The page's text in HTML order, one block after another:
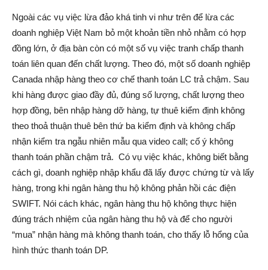
Ngoài các vụ việc lừa đảo khá tinh vi như trên để lừa các
doanh nghiệp Việt Nam bỏ một khoản tiền nhỏ nhằm có hợp
đồng lớn, ở địa bàn còn có một số vụ việc tranh chấp thanh
toán liên quan đến chất lượng. Theo đó, một số doanh nghiệp
Canada nhập hàng theo cơ chế thanh toán LC trả chậm. Sau
khi hàng được giao đầy đủ, đúng số lượng, chất lượng theo
hợp đồng, bên nhập hàng dỡ hàng, tự thuê kiểm định không
theo thoả thuận thuê bên thứ ba kiểm định và không chấp
nhận kiểm tra ngẫu nhiên mẫu qua video call; cố ý không
thanh toán phần chậm trả. Có vụ việc khác, không biết bằng
cách gì, doanh nghiệp nhập khẩu đã lấy được chứng từ và lấy
hàng, trong khi ngân hàng thu hộ không phản hồi các điện
SWIFT. Nói cách khác, ngân hàng thu hộ không thực hiện
đúng trách nhiệm của ngân hàng thu hộ và để cho người
“mua” nhận hàng mà không thanh toán, cho thấy lỗ hổng của
hình thức thanh toán DP.